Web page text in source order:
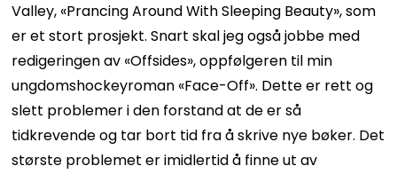
Valley, «Prancing Around With Sleeping Beauty», som
er et stort prosjekt. Snart skal jeg også jobbe med
redigeringen av «Offsides», oppfølgeren til min
ungdomshockeyroman «Face-Off». Dette er rett og
slett problemer i den forstand at de er så
tidkrevende og tar bort tid fra å skrive nye bøker. Det
største problemet er imidlertid å finne ut av